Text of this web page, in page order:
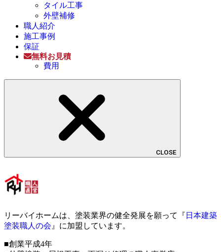
タイル工事
外壁補修
職人紹介
施工事例
保証
無料お見積
費用
CLOSE
リーバイホームは、塗装業界の健全発展を願って『 日本建築
塗装職人の会 』に加盟しています。
■創業平成4年